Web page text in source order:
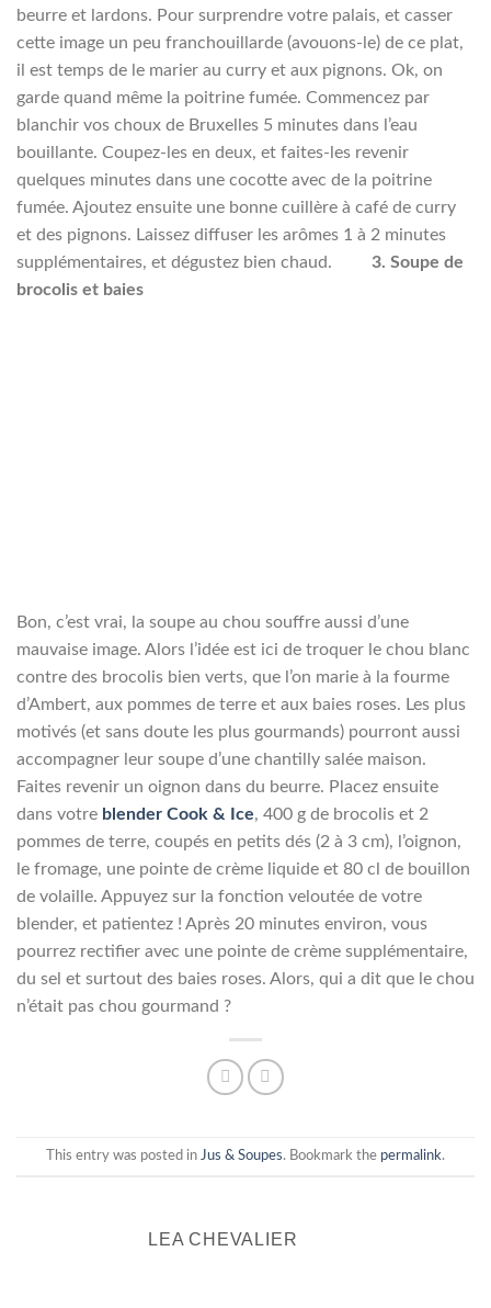
beurre et lardons. Pour surprendre votre palais, et casser
cette image un peu franchouillarde (avouons-le) de ce plat,
il est temps de le marier au curry et aux pignons. Ok, on
garde quand même la poitrine fumée. Commencez par
blanchir vos choux de Bruxelles 5 minutes dans l’eau
bouillante. Coupez-les en deux, et faites-les revenir
quelques minutes dans une cocotte avec de la poitrine
fumée. Ajoutez ensuite une bonne cuillère à café de curry
et des pignons. Laissez diffuser les arômes 1 à 2 minutes
supplémentaires, et dégustez bien chaud.
3. Soupe de
brocolis et baies
Bon, c’est vrai, la soupe au chou souffre aussi d’une
mauvaise image. Alors l’idée est ici de troquer le chou blanc
contre des brocolis bien verts, que l’on marie à la fourme
d’Ambert, aux pommes de terre et aux baies roses. Les plus
motivés (et sans doute les plus gourmands) pourront aussi
accompagner leur soupe d’une chantilly salée maison.
Faites revenir un oignon dans du beurre. Placez ensuite
dans votre blender Cook & Ice, 400 g de brocolis et 2
pommes de terre, coupés en petits dés (2 à 3 cm), l’oignon,
le fromage, une pointe de crème liquide et 80 cl de bouillon
de volaille. Appuyez sur la fonction veloutée de votre
blender, et patientez ! Après 20 minutes environ, vous
pourrez rectifier avec une pointe de crème supplémentaire,
du sel et surtout des baies roses. Alors, qui a dit que le chou
n’était pas chou gourmand ?
This entry was posted in Jus & Soupes. Bookmark the permalink.
LEA CHEVALIER